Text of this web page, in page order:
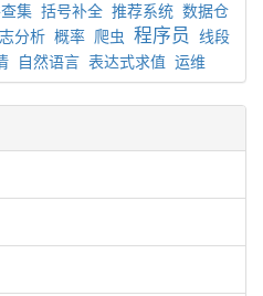
集 括号补全 推荐系统 数据仓
分析 概率 爬虫 程序员 线段
自然语言 表达式求值 运维